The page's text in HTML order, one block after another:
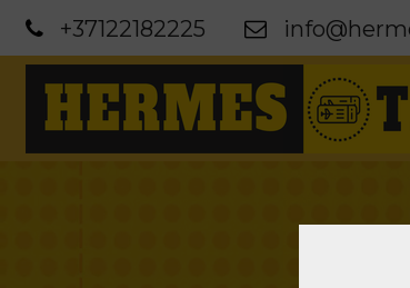
+37122182225